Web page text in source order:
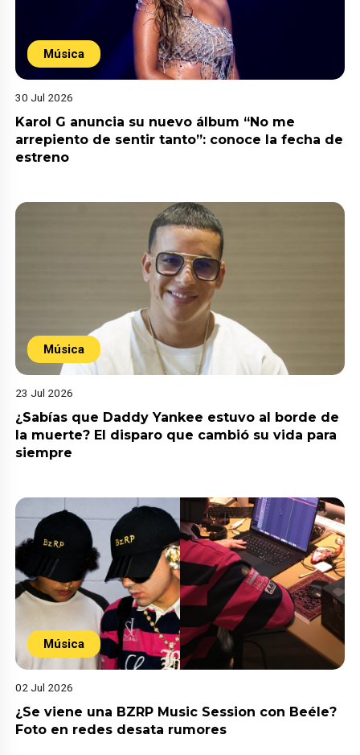
Música
30 Jul 2026
Karol G anuncia su nuevo álbum “No me
arrepiento de sentir tanto”: conoce la fecha de
estreno
Música
23 Jul 2026
¿Sabías que Daddy Yankee estuvo al borde de
la muerte? El disparo que cambió su vida para
siempre
Música
02 Jul 2026
¿Se viene una BZRP Music Session con Beéle?
Foto en redes desata rumores